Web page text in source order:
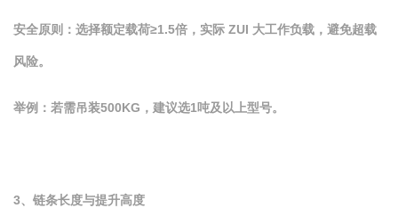
安全原则：选择额定载荷≥1.5倍，实际 ZUI 大工作负载，避免超载
风险。
举例：若需吊装500KG，建议选1吨及以上型号。
3、链条长度与提升高度